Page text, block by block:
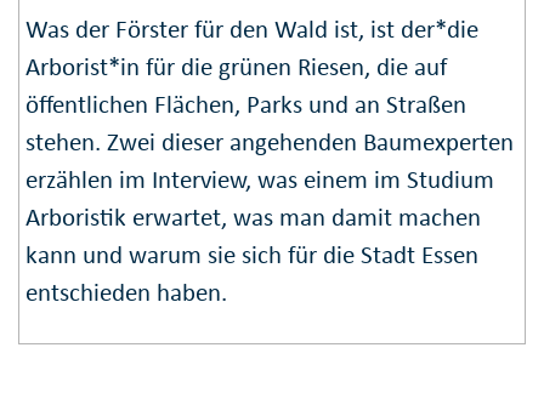
Was der Förster für den Wald ist, ist der*die
Arborist*in für die grünen Riesen, die auf
öffentlichen Flächen, Parks und an Straßen
stehen. Zwei dieser angehenden Baumexperten
erzählen im Interview, was einem im Studium
Arboristik erwartet, was man damit machen
kann und warum sie sich für die Stadt Essen
entschieden haben.